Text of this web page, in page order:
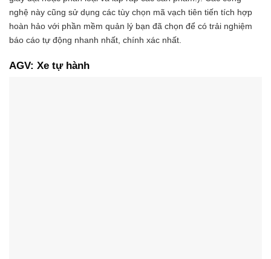
nghệ này cũng sử dụng các tùy chọn mã vạch tiên tiến tích hợp
hoàn hảo với phần mềm quản lý bạn đã chọn để có trải nghiệm
báo cáo tự động nhanh nhất, chính xác nhất.
AGV: Xe tự hành